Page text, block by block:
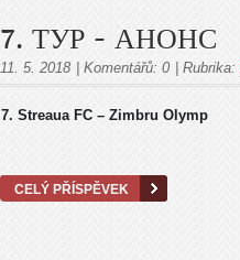
7. ТУР - АНОНС
11. 5. 2018 Komentářů: 0 Rubrika:
7. Streaua FC – Zimbru Olymp
CELÝ PŘÍSPĚVEK